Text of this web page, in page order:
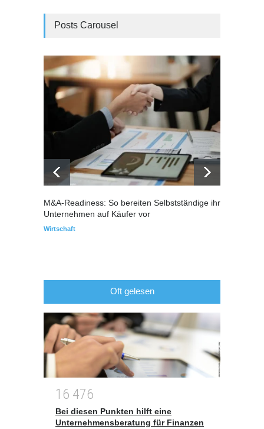
Posts Carousel
M&A-Readiness: So bereiten Selbstständige ihr
Unternehmen auf Käufer vor
Wirtschaft
Oft gelesen
1 6 476
Bei diesen Punkten hilft eine
Unternehmensberatung für Finanzen